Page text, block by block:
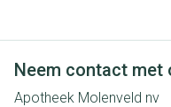
Neem contact met
Apotheek Molenveld nv